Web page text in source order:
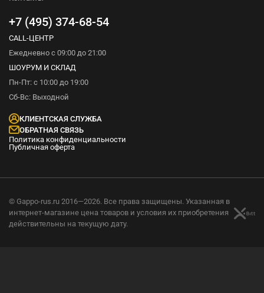
+7 (495) 374-68-54
CALL-ЦЕНТР
Ежедневно с 09:00 до 21:00
ШОУРУМ И СКЛАД
Пн-Пт: с 10:00 до 19:00
Сб-Вс: Выходной
КЛИЕНТСКАЯ СЛУЖБА
ОБРАТНАЯ СВЯЗЬ
Политика конфиденциальности
Публичная оферта
© Gappo-rus.ru 2016—2026. Все права защищены. Указанная в
интернет-магазине цена товаров и условия их приобретения
действительны на текущую дату.